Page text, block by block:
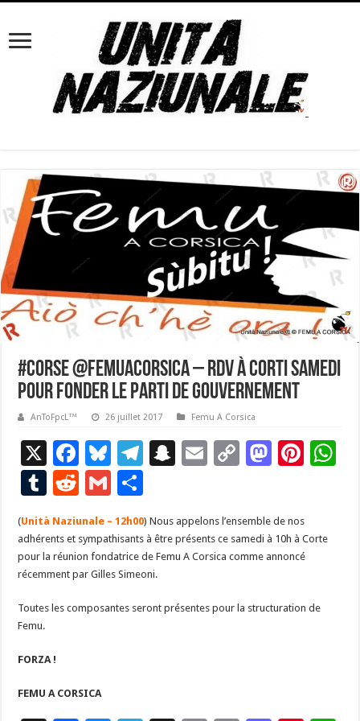
#Corse @FemuACorsica – RDV à Corti samedi
pour fonder le parti de gouvernement
AnToFpcL™ 26 juillet 2017 Femu A Corsica
X
F
ac
e
b
o
o
k
Bl
u
es
ky
T
gr
a
m
S
p
c
at
E
l
C
y
Li
k
M
d
o
Pi
es
t
T
u
m
bl
r
R
d
di
t
G
m
ai
l
ta
g
er
(Unità Naziunale – 12h00) Nous appelons l’ensemble de nos
adhérents et sympathisants à être présents ce samedi à 10h à Corte
pour la réunion fondatrice de Femu A Corsica comme annoncé
récemment par Gilles Simeoni.
Toutes les composantes seront présentes pour la structuration de
Femu.
FORZA !
FEMU A CORSICA